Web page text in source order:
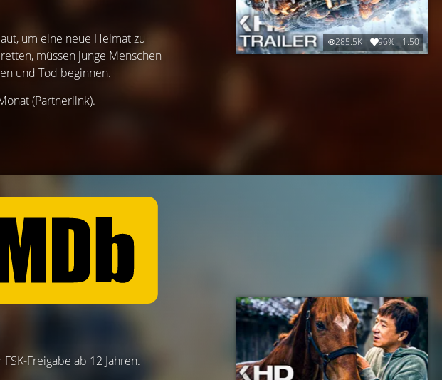
(Partnerlink).
um eine neue Heimat zu
müssen junge Menschen
und Tod beginnen.
285.5K 96% 1:50
Freigabe ab 12 Jahren.